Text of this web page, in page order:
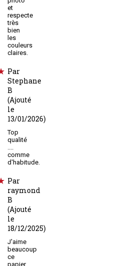
et
respecte
très
bien
les
couleurs
claires.
Par
Stephane
B
(Ajouté
le
13/01/2026)
Top
qualité
....
comme
d'habitude.
Par
raymond
B
(Ajouté
le
18/12/2025)
J'aime
beaucoup
ce
papier,